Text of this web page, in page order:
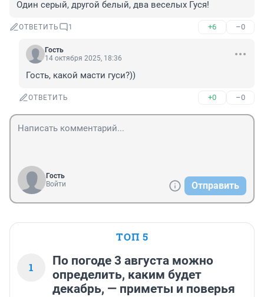
Один серый, другой белый, два веселых Гуся!
ОТВЕТИТЬ 1 +6 –0
Гость
14 октября 2025, 18:36
Гость, какой масти гуси?))
ОТВЕТИТЬ +0 –0
Гость
Войти
Отправить
ТОП 5
1
По погоде 3 августа можно
определить, каким будет
декабрь, — приметы и поверья